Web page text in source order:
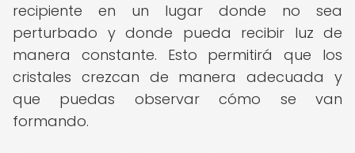
recipiente en un lugar donde no sea
perturbado y donde pueda recibir luz de
manera constante. Esto permitirá que los
cristales crezcan de manera adecuada y
que puedas observar cómo se van
formando.